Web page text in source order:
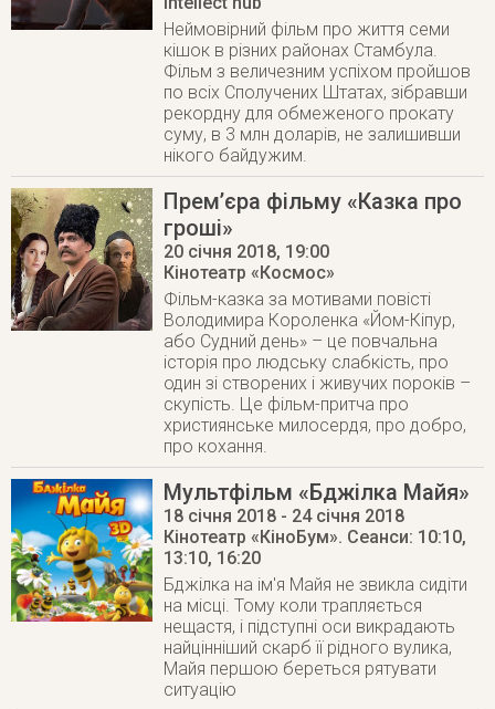
Неймовірний фільм про життя семи
кішок в різних районах Стамбула.
Фільм з величезним успіхом пройшов
по всіх Сполучених Штатах, зібравши
рекордну для обмеженого прокату
суму, в 3 млн доларів, не залишивши
нікого байдужим.
Прем’єра фільму «Казка про
гроші»
20 січня 2018, 19:00
Кінотеатр «Космос»
Фільм-казка за мотивами повісті
Володимира Короленка «Йом-Кіпур,
або Судний день» – це повчальна
історія про людську слабкість, про
один зі створених і живучих пороків –
скупість. Це фільм-притча про
християнське милосердя, про добро,
про кохання.
Мультфільм «Бджілка Майя»
18 січня 2018 - 24 січня 2018
Кінотеатр «КіноБум». Сеанси: 10:10,
13:10, 16:20
Бджілка на ім'я Майя не звикла сидіти
на місці. Тому коли трапляється
нещастя, і підступні оси викрадають
найцінніший скарб її рідного вулика,
Майя першою береться рятувати
ситуацію